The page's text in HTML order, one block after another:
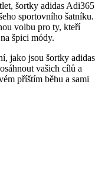
šortky adidas Adi365
sportovního šatníku.
volbu pro ty, kteří
špici módy.
jako jsou šortky adidas
vašich cílů a
příštím běhu a sami